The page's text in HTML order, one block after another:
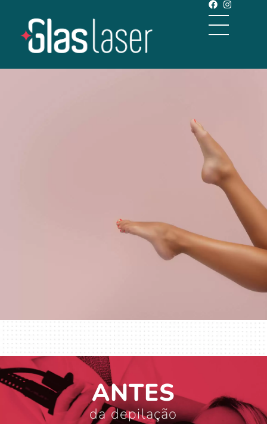
GlasLaser
Cuidadosantes e
depois
ANTES
da depilação